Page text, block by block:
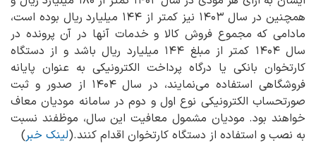
همچنین در سال ۱۴۰۳ نیز کمتر از ۱۴۴ میلیارد ریال بوده است،
مادامی که مجموع فروش کالا و خدمات آنها در آن پرونده در
سال ۱۴۰۴ کمتر از مبلغ ۱۴۴ میلیارد ریال باشد و از دستگاه
کارتخوان بانکی یا درگاه پرداخت الکترونیکی به عنوان پایانه
فروشگاهی استفاده می‌نمایند، در سال ۱۴۰۴ از صدور و ثبت
صورتحساب الکترونیکی نوع اول و دوم در سامانه مودیان معاف
خواهند بود. مودیان مشمول معافیت این سال، موظفند نسبت
به نصب و استفاده از دستگاه کارتخوان اقدام کنند.(لینک خبر)